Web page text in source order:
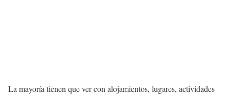
La mayoría tienen que ver con alojamientos, lugares, actividades